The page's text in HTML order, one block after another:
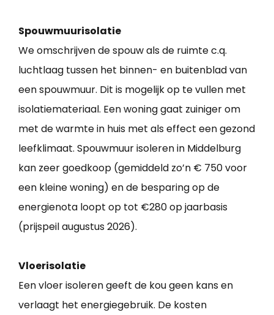
Spouwmuurisolatie
We omschrijven de spouw als de ruimte c.q.
luchtlaag tussen het binnen- en buitenblad van
een spouwmuur. Dit is mogelijk op te vullen met
isolatiemateriaal. Een woning gaat zuiniger om
met de warmte in huis met als effect een gezond
leefklimaat. Spouwmuur isoleren in Middelburg
kan zeer goedkoop (gemiddeld zo’n € 750 voor
een kleine woning) en de besparing op de
energienota loopt op tot €280 op jaarbasis
(prijspeil augustus 2026).
Vloerisolatie
Een vloer isoleren geeft de kou geen kans en
verlaagt het energiegebruik. De kosten